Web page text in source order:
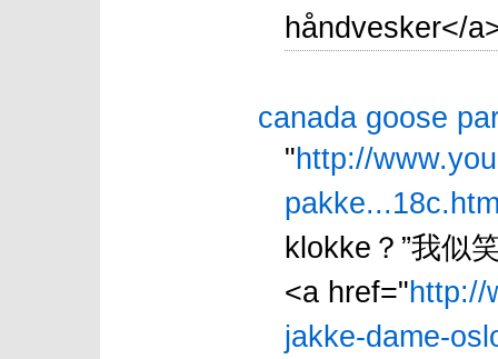
håndvesker</
canada goose
"http://
klokke？”我似
<a href="http://
jakke-dame-